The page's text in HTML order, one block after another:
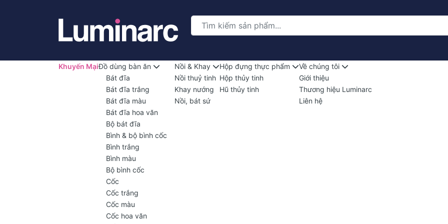
Khuyến MạiĐồ dùng bàn ăn
Bát đĩa
Bát đĩa trắng
Bát đĩa màu
Bát đĩa hoa văn
Bộ bát đĩa
Bình & bộ bình cốc
Bình trắng
Bình màu
Bộ bình cốc
Cốc
Cốc trắng
Cốc màu
Cốc hoa văn
Nồi & Khay
Nồi thuỷ tinh
Khay nướng
Nồi, bát sứ
Hộp đựng thực phẩm
Hộp thủy tinh
Hũ thủy tinh
Về chúng tôi
Giới thiệu
Thương hiệu Luminarc
Liên hệ